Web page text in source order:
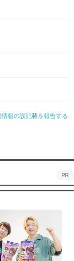
る「鰹のたた
報の誤記載を報告する
PR